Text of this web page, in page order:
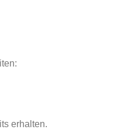
erhalten.